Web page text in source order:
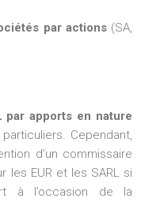
par actions(SA,
par apports en nature
Cependant,
d’un commissaire
les EUR et les SARL si
à l’occasion de la